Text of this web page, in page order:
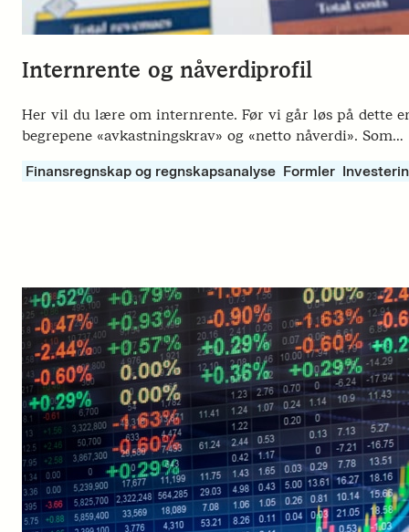
Internrente og nåverdiprofil
Her vil du lære om internrente. Før vi går løs på dette
begrepene «avkastningskrav» og «netto nåverdi». Som…
Finansregnskap og regnskapsanalyse Formler